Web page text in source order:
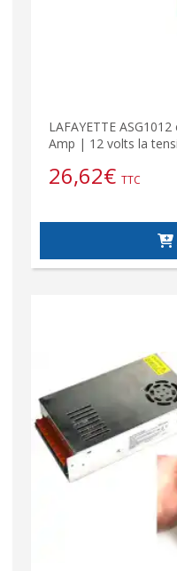
LAFAYETTE
Amp | 12 volts la
26,62€ TTC